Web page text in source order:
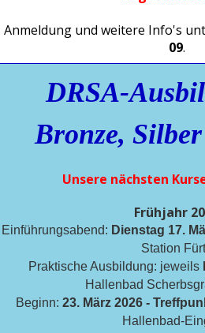
Anmeldung und weitere Info's
09.
DRSA-
Bronze,
Unsere nächsten
Frühjahr
Einführungsabend: Dienstag 17.
Station
Praktische Ausbildung: jeweils
Hallenbad
Beginn: 23. März 2026 -
Hallenbad-